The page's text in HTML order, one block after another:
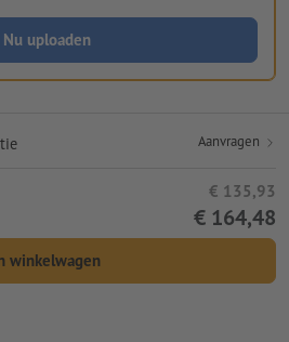
Nu uploaden
Aanvragen
€ 135,93
€ 164,48
winkelwagen